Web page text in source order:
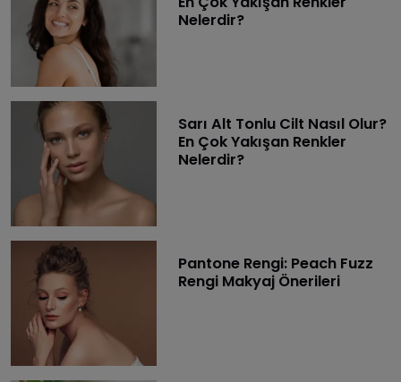
Nelerdir?
Sarı Alt Tonlu Cilt Nasıl Olur?
En Çok Yakışan Renkler
Nelerdir?
Pantone Rengi: Peach Fuzz
Rengi Makyaj Önerileri